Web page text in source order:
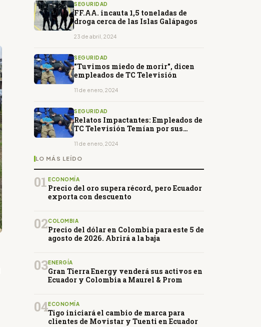
SEGURIDAD
FF.AA. incauta 1,5 toneladas de
droga cerca de las Islas Galápagos
23 de abril, 2024
SEGURIDAD
"Tuvimos miedo de morir", dicen
empleados de TC Televisión
11 de enero, 2024
SEGURIDAD
Relatos Impactantes: Empleados de
TC Televisión Temían por sus
11 de enero, 2024
LO MÁS LEÍDO
01 ECONOMÍA
Precio del oro supera récord, pero Ecuador
exporta con descuento
02COLOMBIA
Precio del dólar en Colombia para este 5 de
agosto de 2026. Abrirá a la baja
03ENERGÍA
Gran Tierra Energy venderá sus activos en
Ecuador y Colombia a Maurel & Prom
04ECONOMÍA
Tigo iniciará el cambio de marca para
clientes de Movistar y Tuenti en Ecuador